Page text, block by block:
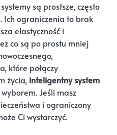
są prostsze, często
Ich ograniczenia to brak
elastyczność i
co są po prostu mniej
które połączy
życia, inteligentny system
Jeśli masz
i ograniczony
Ci wystarczyć.